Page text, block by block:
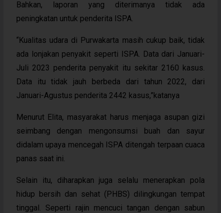
Bahkan, laporan yang diterimanya tidak ada
peningkatan untuk penderita ISPA.
“Kualitas udara di Purwakarta masih cukup baik, tidak
ada lonjakan penyakit seperti ISPA. Data dari Januari-
Juli 2023 penderita penyakit itu sekitar 2160 kasus.
Data itu tidak jauh berbeda dari tahun 2022, dari
Januari-Agustus penderita 2442 kasus,”katanya
Menurut Elita, masyarakat harus menjaga asupan gizi
seimbang dengan mengonsumsi buah dan sayur
didalam upaya mencegah ISPA ditengah terpaan cuaca
panas saat ini.
Selain itu, diharapkan juga selalu menerapkan pola
hidup bersih dan sehat (PHBS) dilingkungan tempat
tinggal. Seperti rajin mencuci tangan dengan sabun